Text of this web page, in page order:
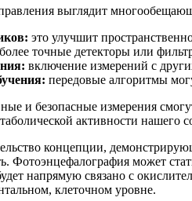
выглядит
это улучшит
более точные детекторы или
включение измерений с
передовые алгоритмы
и безопасные измерения
активности нашего
концепции,
Фотоэнцефалография может
напрямую связано с
клеточном уровне.